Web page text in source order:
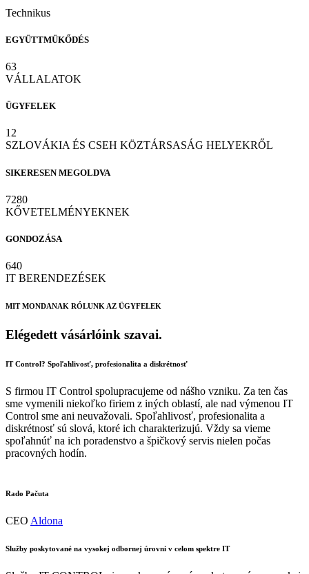
Technikus
EGYÜTTMÜKŐDÉS
63
VÁLLALATOK
ÜGYFELEK
12
SZLOVÁKIA ÉS CSEH KÖZTÁRSASÁG HELYEKRŐL
SIKERESEN MEGOLDVA
7280
KŐVETELMÉNYEKNEK
GONDOZÁSA
640
IT BERENDEZÉSEK
MIT MONDANAK RÓLUNK AZ ÜGYFELEK
Elégedett vásárlóink ​​szavai.
IT Control? Spoľahlivosť, profesionalita a diskrétnosť
S firmou IT Control spolupracujeme od nášho vzniku. Za ten čas
sme vymenili niekoľko firiem z iných oblastí, ale nad výmenou IT
Control sme ani neuvažovali. Spoľahlivosť, profesionalita a
diskrétnosť sú slová, ktoré ich charakterizujú. Vždy sa vieme
spoľahnúť na ich poradenstvo a špičkový servis nielen počas
pracovných hodín.
Rado Pačuta
CEO Aldona
Služby poskytované na vysokej odbornej úrovni v celom spektre IT